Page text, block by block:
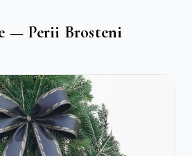
— Perii Brosteni